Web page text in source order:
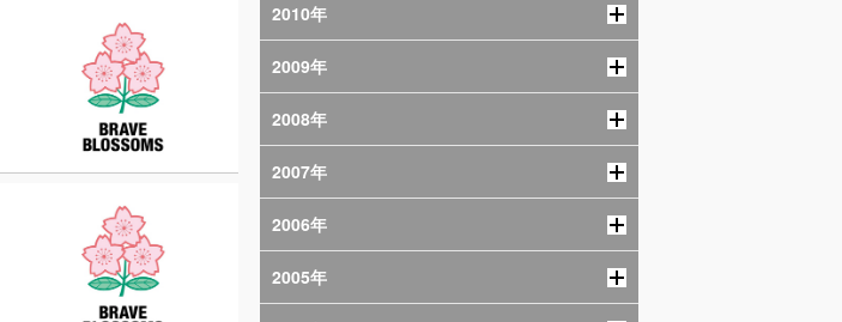
2010年
2009年
2008年
2007年
2006年
2005年